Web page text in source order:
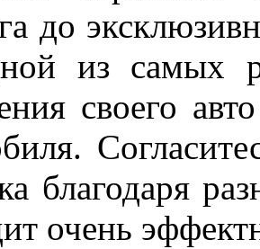
до
из самых
своего
благодаря
очень